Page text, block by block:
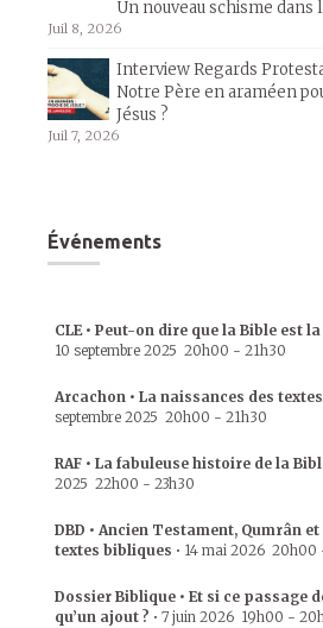
Un nouveau schisme dans
Juil 8, 2026
Interview Regards
Notre Père en araméen
Jésus ?
Juil 7, 2026
Événements
CLE • Peut-on dire que la Bible est
10 septembre 2025 20h00 - 21h30
Arcachon • La naissances des
septembre 2025 20h00 - 21h30
RAF • La fabuleuse histoire de la
2025 22h00 - 23h30
DBD • Ancien Testament, Qumrân
textes bibliques • 14 mai 2026 20h00
Dossier Biblique • Et si ce passage
qu’un ajout ? • 7 juin 2026 19h00 -